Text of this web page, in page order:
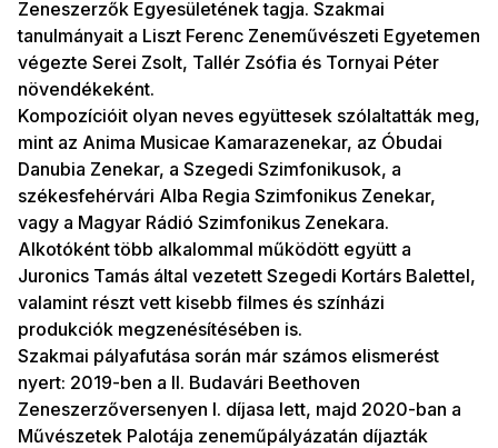
Zeneszerzők Egyesületének tagja. Szakmai
tanulmányait a Liszt Ferenc Zeneművészeti Egyetemen
végezte Serei Zsolt, Tallér Zsófia és Tornyai Péter
növendékeként.
Kompozícióit olyan neves együttesek szólaltatták meg,
mint az Anima Musicae Kamarazenekar, az Óbudai
Danubia Zenekar, a Szegedi Szimfonikusok, a
székesfehérvári Alba Regia Szimfonikus Zenekar,
vagy a Magyar Rádió Szimfonikus Zenekara.
Alkotóként több alkalommal működött együtt a
Juronics Tamás által vezetett Szegedi Kortárs Balettel,
valamint részt vett kisebb filmes és színházi
produkciók megzenésítésében is.
Szakmai pályafutása során már számos elismerést
nyert: 2019-ben a II. Budavári Beethoven
Zeneszerzőversenyen I. díjasa lett, majd 2020-ban a
Művészetek Palotája zeneműpályázatán díjazták